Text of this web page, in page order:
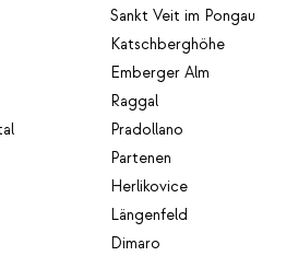
Sankt Veit im Pongau
Katschberghöhe
Emberger Alm
Raggal
Pradollano
Partenen
Herlikovice
Längenfeld
Dimaro